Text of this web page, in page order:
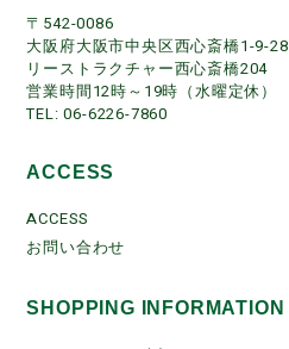
〒542-0086
大阪府大阪市中央区西心斎橋1-9-28
リーストラクチャー西心斎橋204
営業時間12時～19時（水曜定休）
TEL: 06-6226-7860
ACCESS
ACCESS
お問い合わせ
SHOPPING INFORMATION